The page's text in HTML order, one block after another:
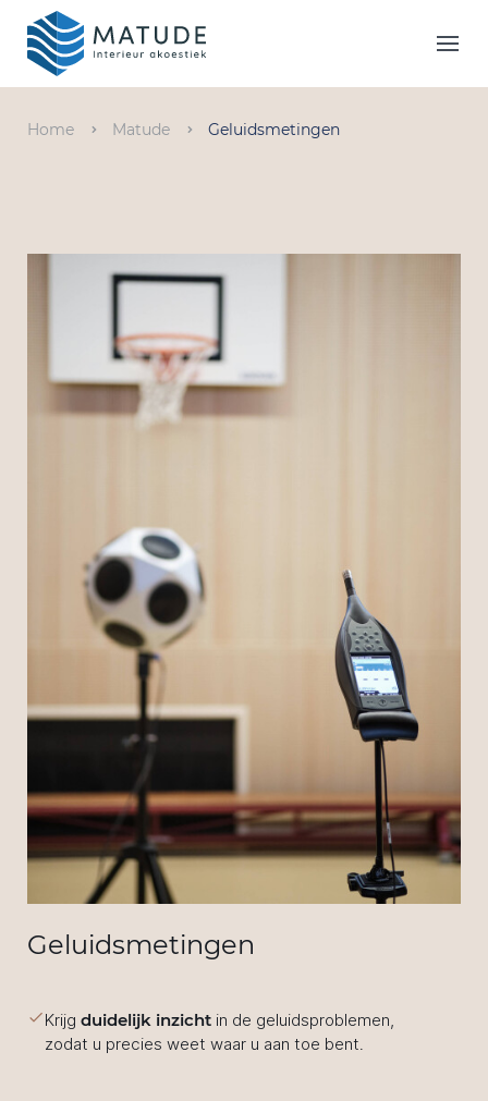
Home
Merken
Matude
Home Matude Geluidsmetingen
Geluidsmetingen
Krijg duidelijk inzicht in de geluidsproblemen,
zodat u precies weet waar u aan toe bent.